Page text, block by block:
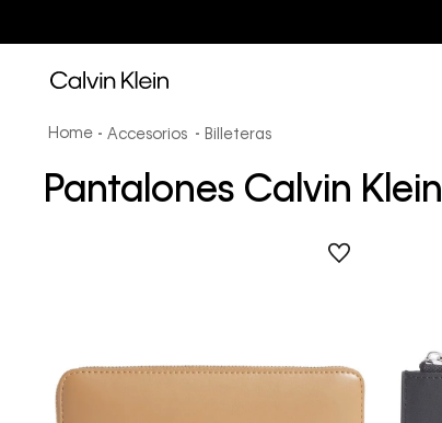
Accesorios Billeteras
Pantalones Calvin Klein